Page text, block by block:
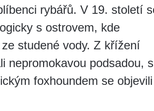
rybářů. V 19. století
s ostrovem, kde
studené vody. Z křížení
nepromokavou podsadou, s
foxhoundem se objevili